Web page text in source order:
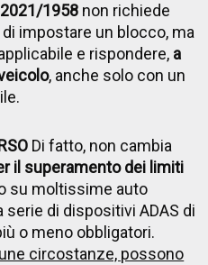
1958 non richiede
impostare un blocco, ma
e rispondere, a
, anche solo con un
Di fatto, non cambia
il superamento dei limiti
su moltissime auto
di dispositivi ADAS di
o meno obbligatori.
circostanze, possono